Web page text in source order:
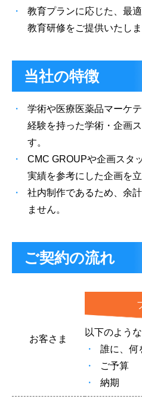
教育プランに応じた、最
教育研修をご提供いたしま
当社の特徴
学術や医療医薬品マーケ
経験を持った学術・企画
す。
CMC GROUPや企画スタ
実績を参考にした企画を立
社内制作であるため、余
ません。
ご契約の流れ
お客さま
以下のよう
誰に、何
ご予算
納期